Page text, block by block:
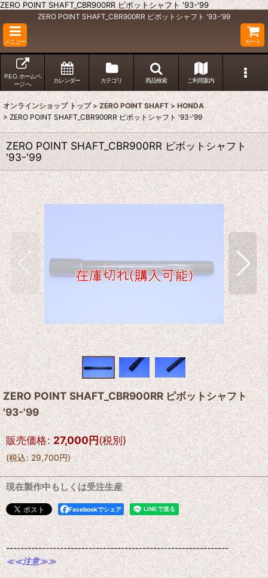
ZERO POINT SHAFT_CBR900RR ピボットシャフト '93-'99
ZERO POINT SHAFT_CBR900RR ピボットシャフト '93-'99
メニュー カート
P.E.O. ホームペ
ージ へ
カレンダー カテゴリ 商品検索 ご利用案内
オンラインショップ トップ > ZERO POINT SHAFT > HONDA
> ZERO POINT SHAFT_CBR900RR ピボットシャフト '93-'99
ZERO POINT SHAFT_CBR900RR ピボットシャフト
'93-'99
ZERO POINT SHAFT_CBR900RR ピボットシャフト
'93-'99
販売価格: 27,000円(税別)
(税込: 29,700円)
現在製作中もしくは受注生産
Facebookでシェア
--------------------------------------------------------------
≪≪注意≫≫